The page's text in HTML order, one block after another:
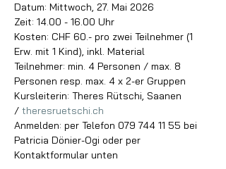
Datum: Mittwoch, 27. Mai 2026
Zeit: 14.00 - 16.00 Uhr
Kosten: CHF 60.- pro zwei Teilnehmer (1
Erw. mit 1 Kind), inkl. Material
Teilnehmer: min. 4 Personen / max. 8
Personen resp. max. 4 x 2-er Gruppen
Kursleiterin: Theres Rütschi, Saanen
/ theresruetschi.ch
Anmelden: per Telefon 079 744 11 55 bei
Patricia Dönier-Ogi oder per
Kontaktformular unten